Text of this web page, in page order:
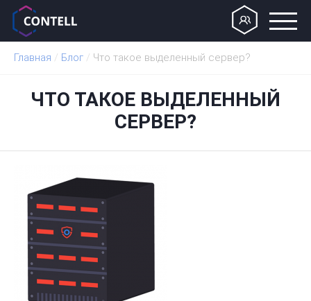
Главная / Блог / Что такое выделенный сервер?
ЧТО ТАКОЕ ВЫДЕЛЕННЫЙ
СЕРВЕР?